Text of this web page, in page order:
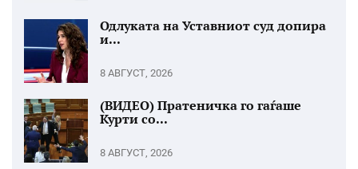
Одлуката на Уставниот суд допира
и...
8 АВГУСТ, 2026
(ВИДЕО) Пратеничка го гаѓаше
Курти со...
8 АВГУСТ, 2026